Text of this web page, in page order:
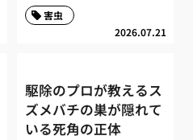
2026.07.21
害虫
駆除のプロが教えるス
ズメバチの巣が隠れて
いる死角の正体